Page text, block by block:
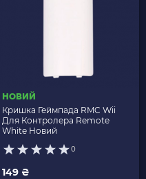
НОВИЙ
Кришка Геймпада RMC Wii
Для Контролера Remote
White Новий
0
149 ₴